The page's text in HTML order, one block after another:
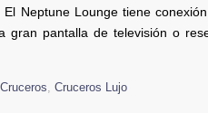
El Neptune Lounge tiene
gran pantalla de televisión o
Cruceros, Cruceros Lujo